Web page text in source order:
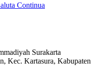
Continua
Surakarta
Kec. Kartasura, Kabupaten